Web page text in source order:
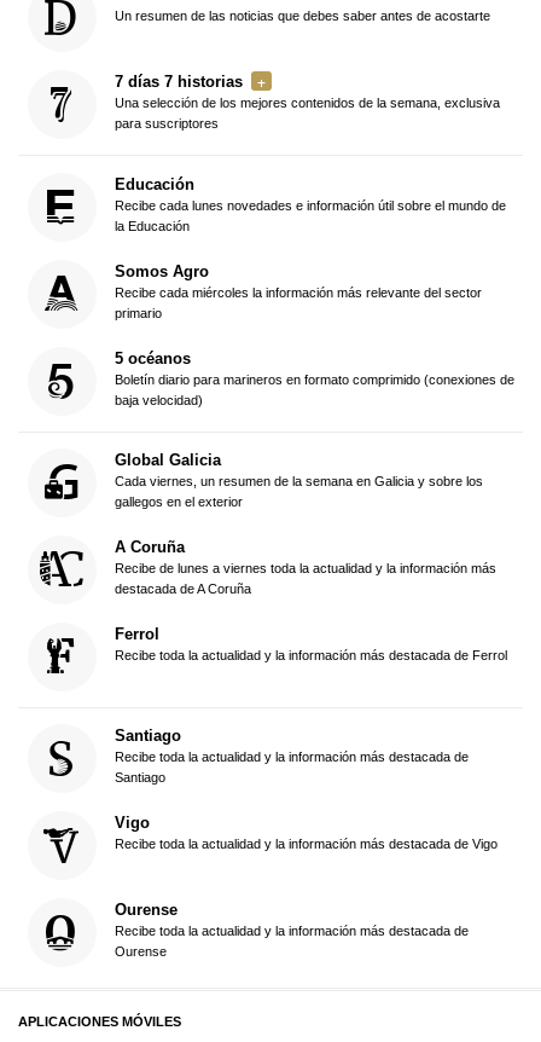
Un resumen de las noticias que debes saber antes de acostarte
7 días 7 historias
Una selección de los mejores contenidos de la semana, exclusiva
para suscriptores
Educación
Recibe cada lunes novedades e información útil sobre el mundo de
la Educación
Somos Agro
Recibe cada miércoles la información más relevante del sector
primario
5 océanos
Boletín diario para marineros en formato comprimido (conexiones de
baja velocidad)
Global Galicia
Cada viernes, un resumen de la semana en Galicia y sobre los
gallegos en el exterior
A Coruña
Recibe de lunes a viernes toda la actualidad y la información más
destacada de A Coruña
Ferrol
Recibe toda la actualidad y la información más destacada de Ferrol
Santiago
Recibe toda la actualidad y la información más destacada de
Santiago
Vigo
Recibe toda la actualidad y la información más destacada de Vigo
Ourense
Recibe toda la actualidad y la información más destacada de
Ourense
APLICACIONES MÓVILES